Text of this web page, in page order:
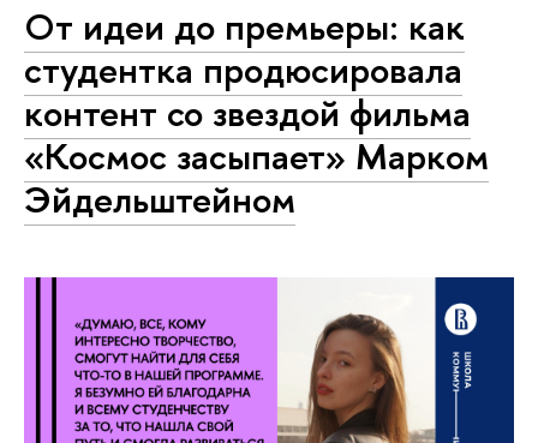
От идеи до премьеры: как
студентка продюсировала
контент со звездой фильма
«Космос засыпает» Марком
Эйдельштейном